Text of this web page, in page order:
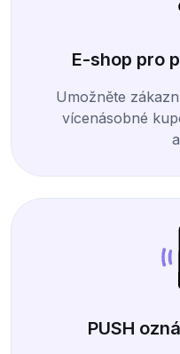
E-shop pro
Umožněte
vícenásobné
PUSH